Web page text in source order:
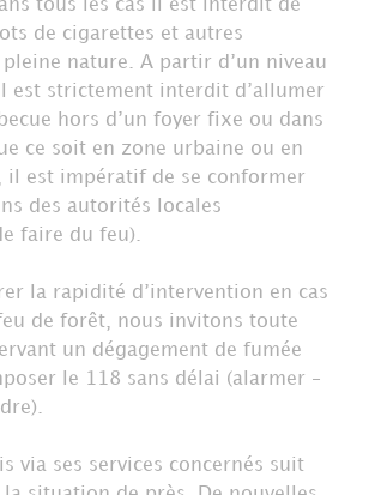
tous les cas il est interdit de
de cigarettes et autres
nature. A partir d’un niveau
est strictement interdit d’allumer
hors d’un foyer fixe ou dans
ce soit en zone urbaine ou en
il est impératif de se conformer
des autorités locales
faire du feu).
la rapidité d’intervention en cas
de forêt, nous invitons toute
un dégagement de fumée
le 118 sans délai (alarmer –
via ses services concernés suit